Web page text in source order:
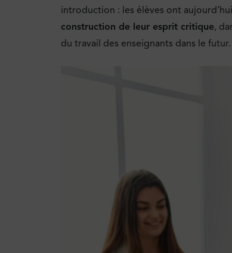
introduction : les élèves ont
construction de leur esprit critique,
du travail des enseignants dans le futur.